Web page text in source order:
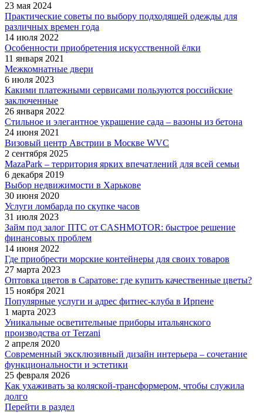
23 мая 2024
Практические советы по выбору подходящей одежды для
различных времен года
14 июля 2022
Особенности приобретения искусственной ёлки
11 января 2021
Межкомнатные двери
6 июля 2023
Какими платежными сервисами пользуются российские
заключенные
26 января 2022
Стильное и элегантное украшение сада – вазоны из бетона
24 июня 2021
Визовый центр Австрии в Москве WVC
2 сентября 2025
MazaPark – территория ярких впечатлений для всей семьи
6 декабря 2019
Выбор недвижимости в Харькове
30 июня 2020
Услуги ломбарда по скупке часов
31 июля 2023
Займ под залог ПТС от CASHMOTOR: быстрое решение
финансовых проблем
14 июня 2022
Где приобрести морские контейнеры для своих товаров
27 марта 2023
Оптовка цветов в Саратове: где купить качественные цветы?
15 ноября 2021
Популярные услуги и адрес фитнес-клуба в Ирпене
1 марта 2023
Уникальные осветительные приборы итальянского
производства от Terzani
2 апреля 2020
Современный эксклюзивный дизайн интерьера – сочетание
функциональности и эстетики
25 февраля 2026
Как ухаживать за коляской-трансформером, чтобы служила
долго
Перейти в раздел